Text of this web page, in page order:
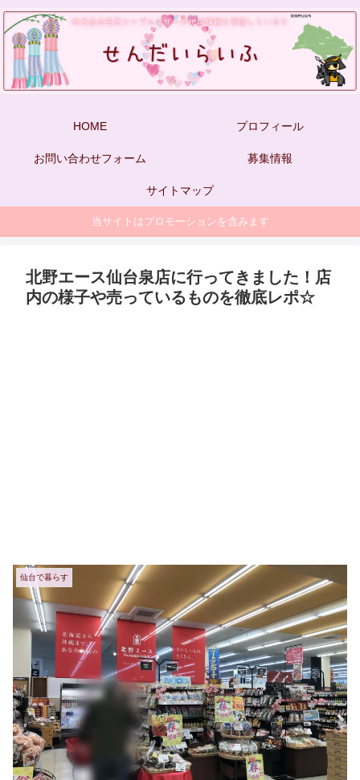
HOME プロフィール
お問い合わせフォーム 募集情報
サイトマップ
当サイトはプロモーションを含みます
北野エース仙台泉店に行ってきました！店
内の様子や売っているものを徹底レポ☆
仙台で暮らす